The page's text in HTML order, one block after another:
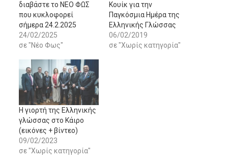
διαβάστε το ΝΕΟ ΦΩΣ
που κυκλοφορεί
σήμερα 24.2.2025
24/02/2025
σε "Νέο Φως"
Κουίκ για την
Παγκόσμια Ημέρα της
Ελληνικής Γλώσσας
06/02/2019
σε "Χωρίς κατηγορία"
Η γιορτή της Ελληνικής
γλώσσας στο Κάιρο
(εικόνες + βίντεο)
09/02/2023
σε "Χωρίς κατηγορία"